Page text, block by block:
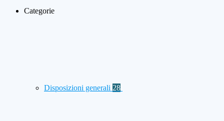
Categorie
Disposizioni generali 28